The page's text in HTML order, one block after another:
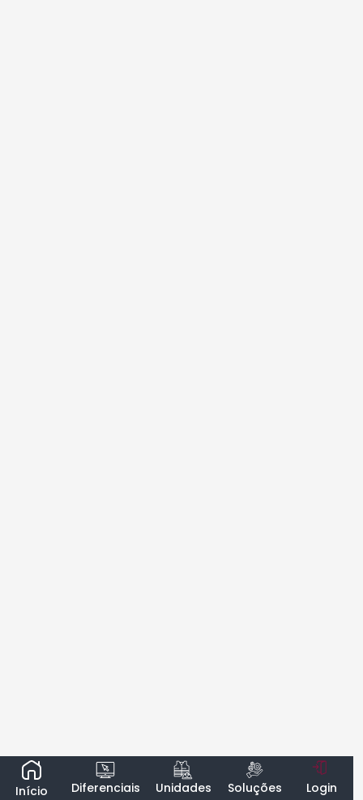
Início Diferenciais Unidades Soluções
Login